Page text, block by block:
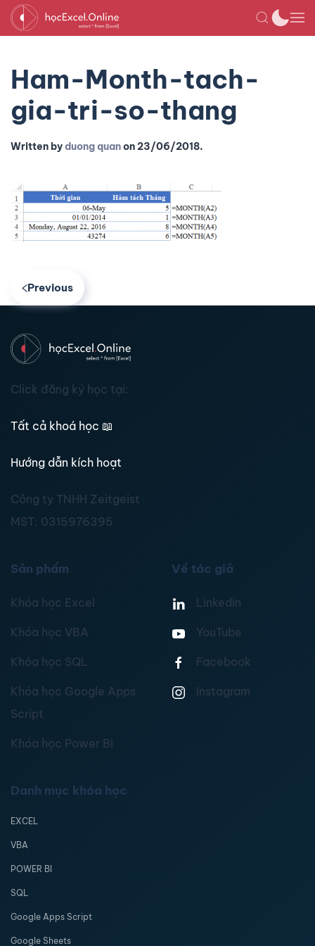
Ham-Month-tach-
gia-tri-so-thang
Written byduong quanon23/06/2018.
Previous
Click đăng ký học tại:
Tất cả khoá học 📖
Hướng dẫn kích hoạt
Công ty TNHH Zeitgeist
MST: 0315976395
Sản phẩm
Khóa học Excel
Khóa học VBA
Khóa học SQL
Khóa học Google Apps
Script
Khóa học Power BI
Về tác giả
Linkedin
YouTube
Facebook
Instagram
Danh mục khóa học
EXCEL
VBA
POWER BI
SQL
Google Apps Script
Google Sheets